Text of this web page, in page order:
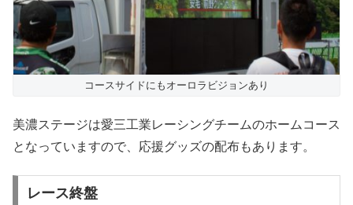
コースサイドにもオーロラビジョンあり
美濃ステージは愛三工業レーシングチームのホームコース
となっていますので、応援グッズの配布もあります。
レース終盤